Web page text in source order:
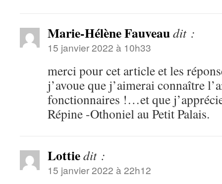
Marie-Hélène Fauveaudit :
15 janvier 2022 à 10h33
merci pour cet article et les
j’avoue que j’aimerai connaître
fonctionnaires !…et que
Répine -Othoniel au Petit Palais.
Lottiedit :
15 janvier 2022 à 22h12